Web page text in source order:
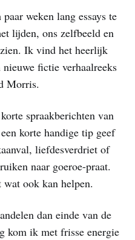
weken lang essays te
lijden, ons zelfbeeld en
Ik vind het heerlijk
fictie verhaalreeks
Morris.
spraakberichten van
korte handige tip geef
liefdesverdriet of
naar goeroe-praat.
ook kan helpen.
dan einde van de
kom ik met frisse energie